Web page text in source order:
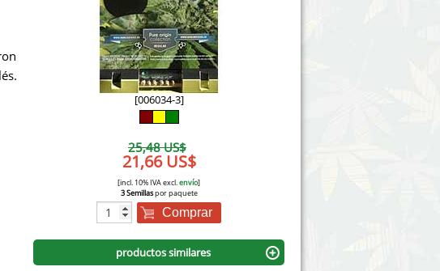
Seeds
Söllner - Vadda's Marijuanabam
Victory Seeds
Vision Seeds
White Label Seeds
World of Seeds
CBD Cañamo Industrial
[006034-3]
25,48 US$
21,66 US$
[incl. 10% IVA excl.envío]
3 Semillaspor paquete
Comprar
productos similares